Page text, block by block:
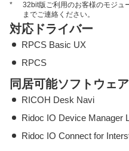
*
32bit版ご利用のお客様のモジュ
までご連絡ください。
対応ドライバー
RPCS Basic UX
RPCS
同居可能ソフトウェア
RICOH Desk Navi
Ridoc IO Device Manager
Ridoc IO Connect for